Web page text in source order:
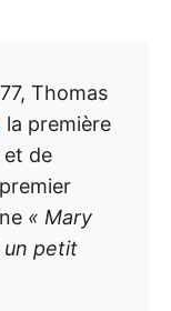
Thomas
la première
et de
« Mary
un petit